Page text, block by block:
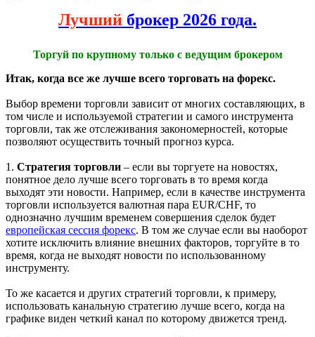
Лучший брокер 2026 года.
Торгуй по крупному только с ведущим брокером
Итак, когда все же лучше всего торговать на форекс.
Выбор времени торговли зависит от многих составляющих, в
том числе и используемой стратегии и самого инструмента
торговли, так же отслеживания закономерностей, которые
позволяют осуществить точный прогноз курса.
1. Стратегия торговли – если вы торгуете на новостях,
понятное дело лучше всего торговать в то время когда
выходят эти новости. Например, если в качестве инструмента
торговли используется валютная пара EUR/CHF, то
однозначно лучшим временем совершения сделок будет
европейская сессия форекс. В том же случае если вы наоборот
хотите исключить влияние внешних факторов, торгуйте в то
время, когда не выходят новости по использованному
инструменту.
То же касается и других стратегий торговли, к примеру,
использовать канальную стратегию лучше всего, когда на
графике виден четкий канал по которому движется тренд.